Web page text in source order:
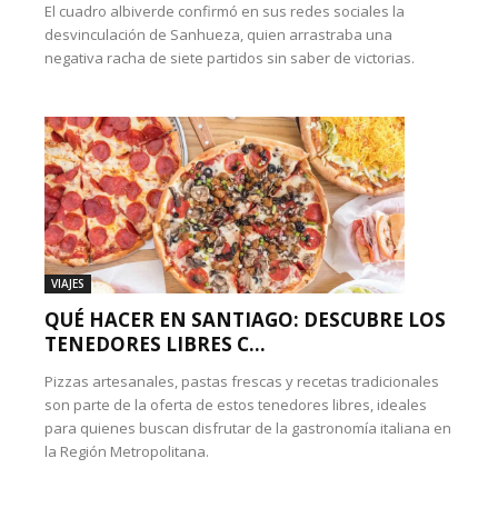
El cuadro albiverde confirmó en sus redes sociales la
desvinculación de Sanhueza, quien arrastraba una
negativa racha de siete partidos sin saber de victorias.
VIAJES
QUÉ HACER EN SANTIAGO: DESCUBRE LOS
TENEDORES LIBRES C...
Pizzas artesanales, pastas frescas y recetas tradicionales
son parte de la oferta de estos tenedores libres, ideales
para quienes buscan disfrutar de la gastronomía italiana en
la Región Metropolitana.